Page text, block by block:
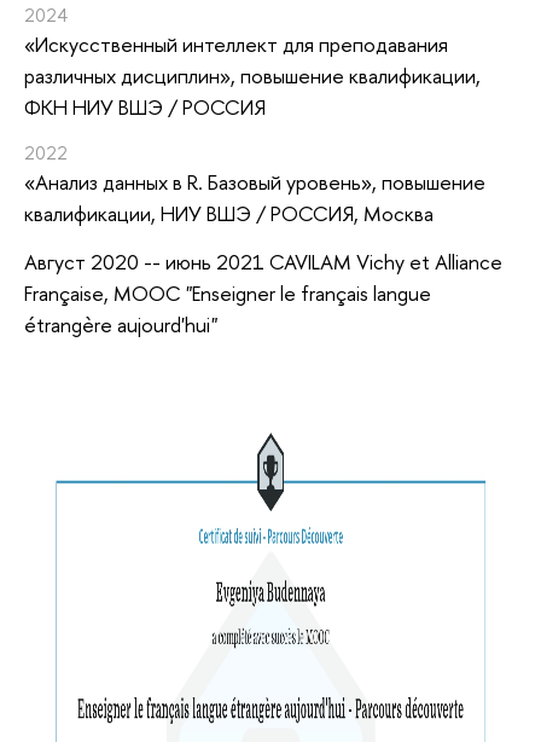
2024
«Искусственный интеллект для преподавания
различных дисциплин», повышение квалификации,
ФКН НИУ ВШЭ / РОССИЯ
2022
«Анализ данных в R. Базовый уровень», повышение
квалификации, НИУ ВШЭ / РОССИЯ, Москва
Август 2020 -- июнь 2021 CAVILAM Vichy et Alliance
Française, MOOC "Enseigner le français langue
étrangère aujourd'hui"